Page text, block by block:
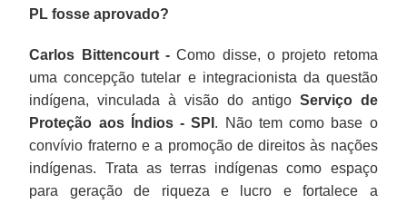
PL fosse aprovado?
Carlos Bittencourt - Como disse, o projeto retoma
uma concepção tutelar e integracionista da questão
indígena, vinculada à visão do antigo Serviço de
Proteção aos Índios - SPI . Não tem como base o
convívio fraterno e a promoção de direitos às nações
indígenas. Trata as terras indígenas como espaço
para geração de riqueza e lucro e fortalece a